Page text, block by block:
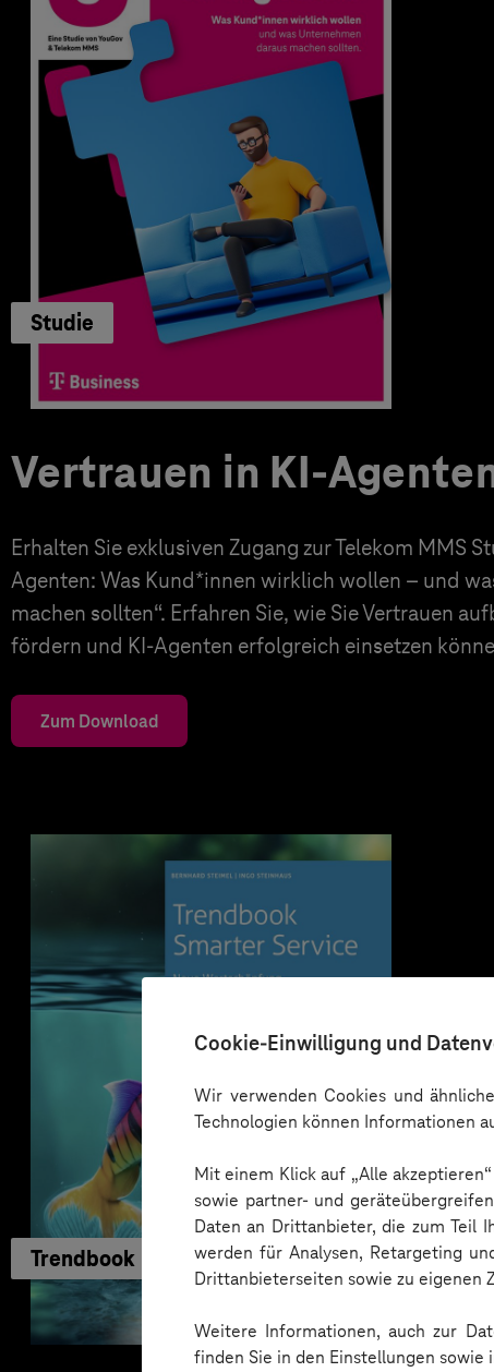
Cookie-Einwilligung und
Wir verwenden Cookies und
Technologien können Informationen
Mit einem Klick auf „Alle
sowie partner- und
Daten an Drittanbieter, die zum Teil
werden für Analysen, Retargeting
Drittanbieterseiten sowie zu eigenen
Weitere Informationen, auch zur
finden Sie in den Einstellungen sowie
Studie
Vertrauen in KI-
Erhalten Sie exklusiven Zugang zur Telekom MMS
Agenten: Was Kund*innen wirklich wollen – und
machen sollten“. Erfahren Sie, wie Sie Vertrauen
fördern und KI-Agenten erfolgreich einsetzen
Zum Download
Trendbook